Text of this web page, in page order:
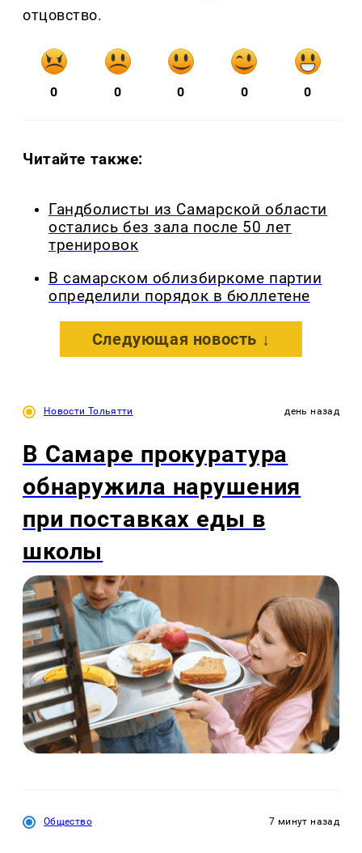
отцовство.
0 0 0 0 0
Читайте также:
Гандболисты из Самарской области
остались без зала после 50 лет
тренировок
В самарском облизбиркоме партии
определили порядок в бюллетене
Следующая новость ↓
Новости Тольятти день назад
В Самаре прокуратура
обнаружила нарушения
при поставках еды в
школы
Общество 7 минут назад